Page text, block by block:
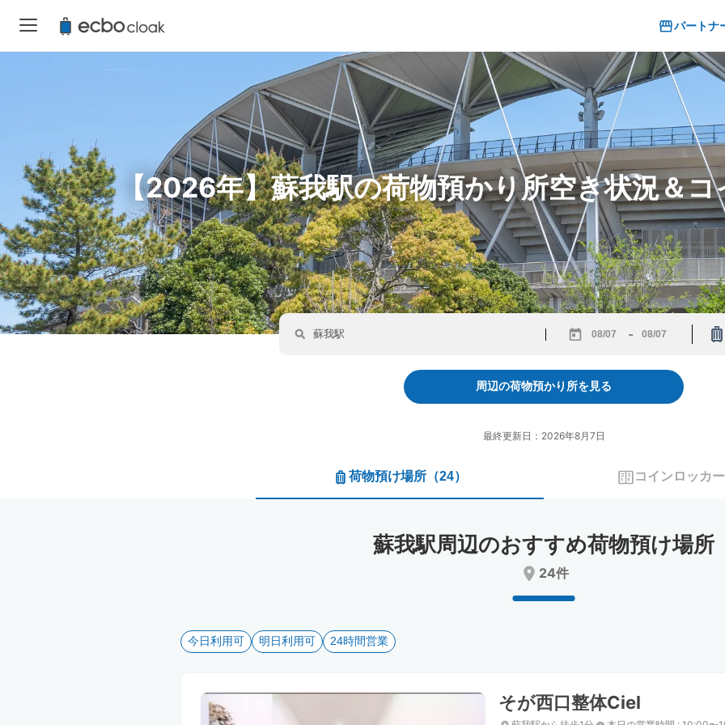
パートナ
【2026年】蘇我駅の荷物預かり所空き状況＆
forward
to
interact
the
select
Press
the
for
changing
-
backward
interact
select
the
周辺の荷物預かり所を見る
最終更新日：2026年8月7日
荷物預け場所 （24） コインロッカー
蘇我駅周辺のおすすめ荷物預け場所
24件
今日利用可 明日利用可 24時間営業
そが西口整体Ciel